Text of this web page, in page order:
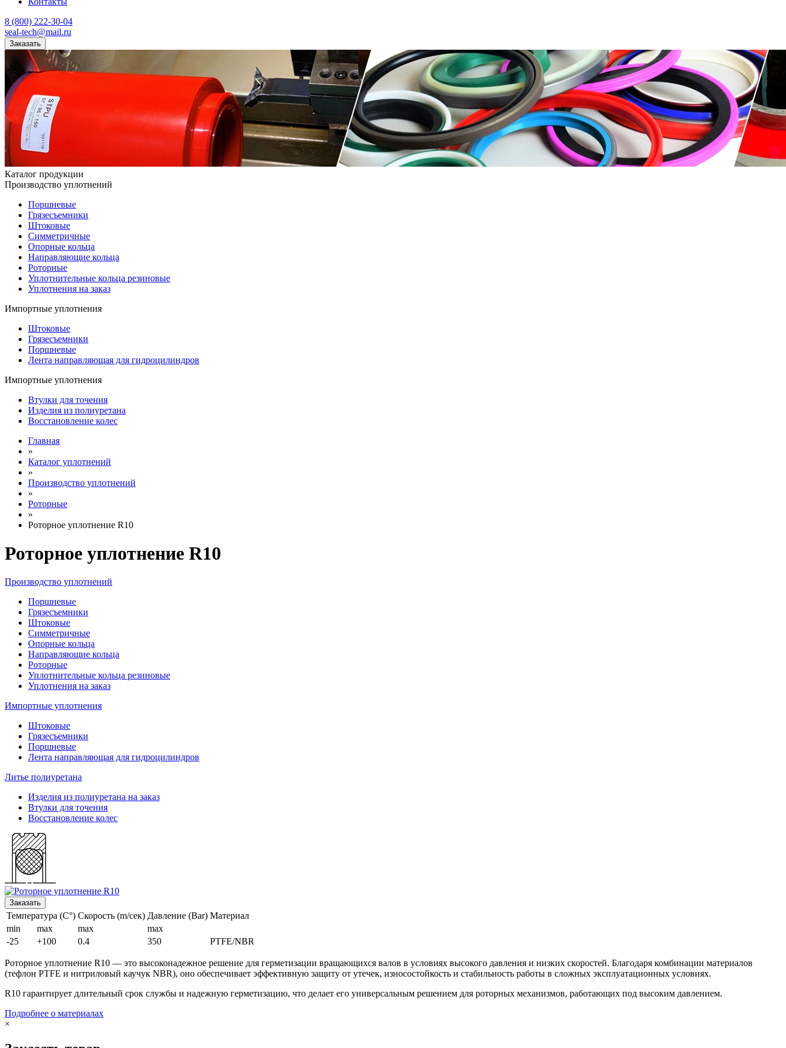
8 (800) 222-30-04
seal-tech@mail.ru
Заказать
Каталог продукции
Производство уплотнений
Поршневые
Грязесъемники
Штоковые
Симметричные
Опорные кольца
Направляющие кольца
Роторные
Уплотнительные кольца резиновые
Уплотнения на заказ
Импортные уплотнения
Штоковые
Грязесъемники
Поршневые
Лента направляющая для гидроцилиндров
Импортные уплотнения
Втулки для точения
Изделия из полиуретана
Восстановление колес
Главная
»
Каталог уплотнений
»
Производство уплотнений
»
Роторные
»
Роторное уплотнение R10
Роторное уплотнение R10
Производство уплотнений
Поршневые
Грязесъемники
Штоковые
Симметричные
Опорные кольца
Направляющие кольца
Роторные
Уплотнительные кольца резиновые
Уплотнения на заказ
Импортные уплотнения
Штоковые
Грязесъемники
Поршневые
Лента направляющая для гидроцилиндров
Литье полиуретана
Изделия из полиуретана на заказ
Втулки для точения
Восстановление колес
Заказать
Температура (C°) Скорость (m/сек) Давление (Bar) Материал
min
max max
max
-25
+100 0.4 350 PTFE/NBR
Роторное уплотнение R10 — это высоконадежное решение для герметизации вращающихся валов в условиях высокого давления и низких скоростей. Благодаря комбинации материалов
(тефлон PTFE и нитриловый каучук NBR), оно обеспечивает эффективную защиту от утечек, износостойкость и стабильность работы в сложных эксплуатационных условиях.
R10 гарантирует длительный срок службы и надежную герметизацию, что делает его универсальным решением для роторных механизмов, работающих под высоким давлением.
Подробнее о материалах
×